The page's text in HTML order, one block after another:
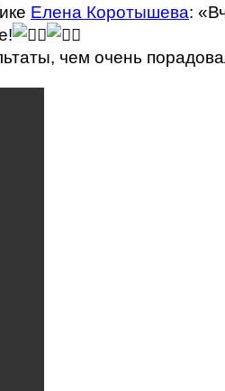
Елена Коротышева:
чем очень